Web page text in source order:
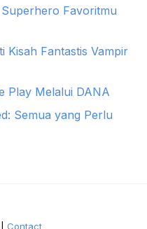
Favoritmu
Kisah Fantastis Vampir
Play Melalui DANA
Semua yang Perlu
Contact